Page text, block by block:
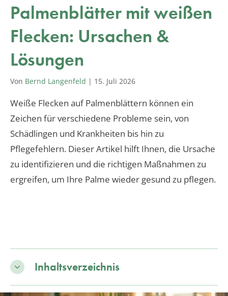
Palmenblätter mit weißen
Flecken: Ursachen &
Lösungen
Von Bernd Langenfeld | 15. Juli 2026
Weiße Flecken auf Palmenblättern können ein
Zeichen für verschiedene Probleme sein, von
Schädlingen und Krankheiten bis hin zu
Pflegefehlern. Dieser Artikel hilft Ihnen, die Ursache
zu identifizieren und die richtigen Maßnahmen zu
ergreifen, um Ihre Palme wieder gesund zu pflegen.
Inhaltsverzeichnis